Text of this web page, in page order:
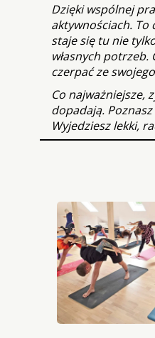
Dzięki wspólnej
aktywnościach. To
staje się tu nie
własnych potrzeb.
czerpać ze
Co najważniejsze,
dopadają.
Wyjedziesz lekki,